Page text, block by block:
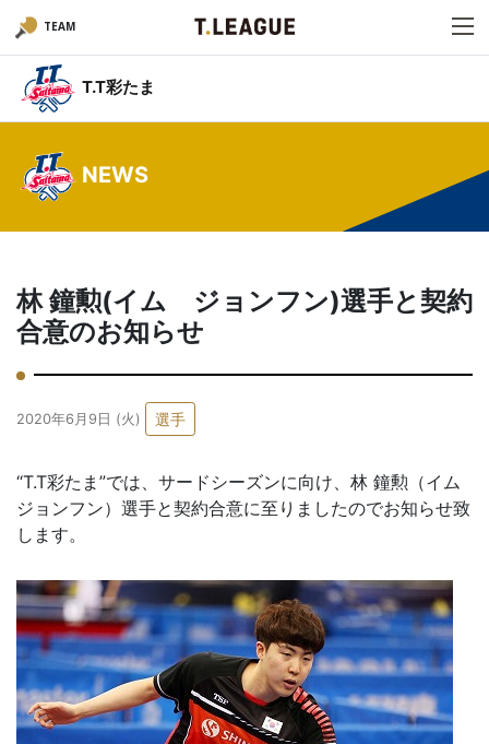
TEAM
T.T彩たま
NEWS
林 鐘勲(イム ジョンフン)選手と契約
合意のお知らせ
2020年6月9日 (火) 選手
“T.T彩たま”では、サードシーズンに向け、林 鐘勲（イム
ジョンフン）選手と契約合意に至りましたのでお知らせ致
します。